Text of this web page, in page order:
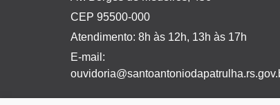
CEP 95500-000
Atendimento: 8h às 12h, 13h às 17h
E-mail: